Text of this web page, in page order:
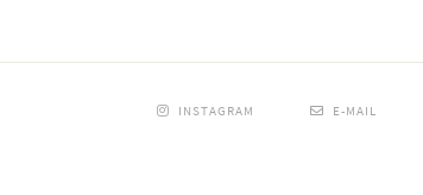
INSTAGRAM E-MAIL